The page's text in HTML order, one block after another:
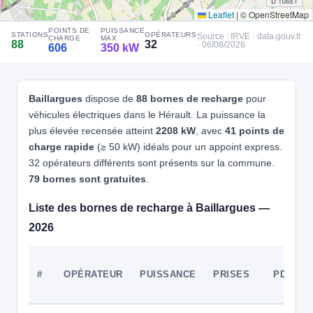
4 ROAD | FR*EFL
Road/68f24775c63d10e978021445
📍 816 Avenue George Frêche, Lattes 34970 France
Accès libre
Réservable 🏍️ 2 roues
🧭 S'y rendre
ALLEGO
Carrefour Energies - Le Cres
📍 Rn 113
⚡ Station recharge rapide Recharge gratuite CB acceptée
♿ Accessible PMR
⚡ 24 kW
Leaflet | © OpenStreetMap
STATIONS
88
POINTS DE
CHARGE
606
PUISSANCE
MAX
350 kW
OPÉRATEURS
32
Source : IRVE · data.gouv.fr
· 06/08/2026
Baillargues dispose de 88 bornes de recharge pour
véhicules électriques dans le Hérault. La puissance la
plus élevée recensée atteint 2208 kW , avec 41 points de
charge rapide (≥ 50 kW) idéals pour un appoint express.
32 opérateurs différents sont présents sur la commune.
79 bornes sont gratuites
Liste des bornes de recharge à Baillargues —
2026
# OPÉRATEUR PUISSANCE PRISES PDC